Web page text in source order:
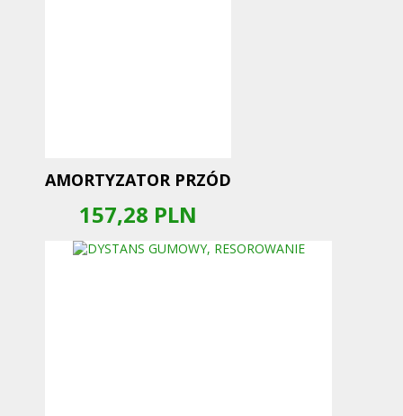
AMORTYZATOR PRZÓD
157,28 PLN